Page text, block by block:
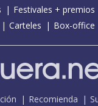
Festivales + premios
Carteles Box-office
Recomienda